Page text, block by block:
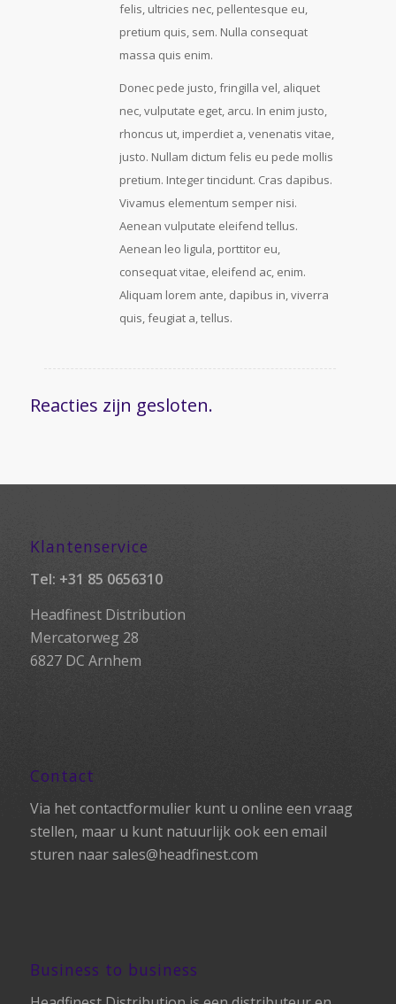
felis, ultricies nec, pellentesque eu,
pretium quis, sem. Nulla consequat
massa quis enim.
Donec pede justo, fringilla vel, aliquet
nec, vulputate eget, arcu. In enim justo,
rhoncus ut, imperdiet a, venenatis vitae,
justo. Nullam dictum felis eu pede mollis
pretium. Integer tincidunt. Cras dapibus.
Vivamus elementum semper nisi.
Aenean vulputate eleifend tellus.
Aenean leo ligula, porttitor eu,
consequat vitae, eleifend ac, enim.
Aliquam lorem ante, dapibus in, viverra
quis, feugiat a, tellus.
Reacties zijn gesloten.
Klantenservice
Tel: +31 85 0656310
Headfinest Distribution
Mercatorweg 28
6827 DC Arnhem
Contact
Via het contactformulier kunt u online een vraag
stellen, maar u kunt natuurlijk ook een email
sturen naarsales@headfinest.com
Business to business